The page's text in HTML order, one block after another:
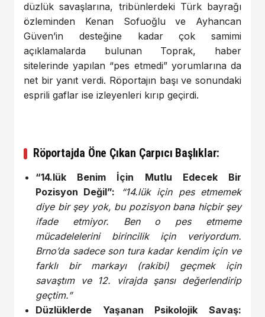
düzlük savaşlarına, tribünlerdeki Türk bayrağı
özleminden Kenan Sofuoğlu ve Ayhancan
Güven’in desteğine kadar çok samimi
açıklamalarda bulunan Toprak, haber
sitelerinde yapılan “pes etmedi” yorumlarına da
net bir yanıt verdi. Röportajın başı ve sonundaki
esprili gaflar ise izleyenleri kırıp geçirdi.
Röportajda Öne Çıkan Çarpıcı Başlıklar:
“14.lük Benim İçin Mutlu Edecek Bir
Pozisyon Değil”:
“14.lük için pes etmemek
diye bir şey yok, bu pozisyon bana hiçbir şey
ifade etmiyor. Ben o pes etmeme
mücadelelerini birincilik için veriyordum.
Brno’da sadece son tura kadar kendim için ve
farklı bir markayı (rakibi) geçmek için
savaştım ve 12. virajda şansı değerlendirip
geçtim.”
Düzlüklerde Yaşanan Psikolojik Savaş: